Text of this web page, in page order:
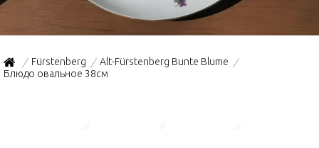
/ Fürstenberg / Alt-Fürstenberg Bunte Blume /
Блюдо овальное 38см